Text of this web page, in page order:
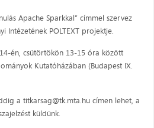
Apache Sparkkal” címmel szervez
Intézetének POLTEXT projektje.
én, csütörtökön 13-15 óra között
Kutatóházában (Budapest IX.
a titkarsag@tk.mta.hu címen lehet, a
küldünk.